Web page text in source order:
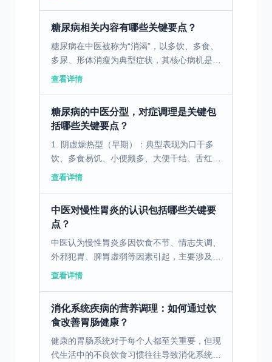
糖尿病相关内容有哪些关键要点？
糖尿病在中医被称为“消渴”，以多饮、多食、
多尿、形体消瘦为典型症状，其核心病机是阴
虚燥热，病变脏腑主要涉及肺、胃、肾三脏，
查看详情
糖尿病的中医分型，对症调理是关键包
括哪些关键要点？
1. 阴虚燥热型（早期）：典型表现为口干多
饮、多食易饥、小便频多、大便干结、舌红苔
黄，多见于初发糖尿病、年轻患者。 2. 气阴
查看详情
中医对慢性胃炎的认识包括哪些关键要
点？
中医认为慢性胃炎多因饮食不节、情志失调、
外邪犯胃、脾胃虚弱等因素引起，主要涉及脾
胃、肝等脏腑。其病机主要为脾胃虚弱、气滞
查看详情
消化系统疾病的营养调理：如何通过饮
食改善胃肠健康？
健康的胃肠系统对于每个人都至关重要，但现
代生活中的不良饮食习惯往往导致消化系统疾